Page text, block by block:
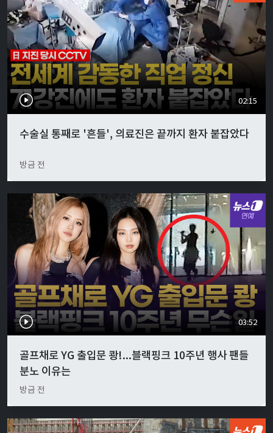
02:15
수술실 통째로 '흔들', 의료진은 끝까지 환자 붙잡았다
방금 전
03:52
골프채로 YG 출입문 쾅!...블랙핑크 10주년 행사 팬들
분노 이유는
방금 전